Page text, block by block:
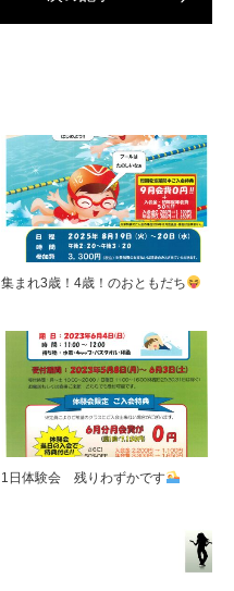
集まれ3歳！4歳！のおともだち
1日体験会 残りわずかです